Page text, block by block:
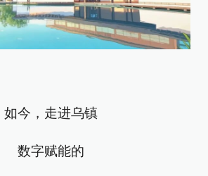
如今，走进乌镇
数字赋能的